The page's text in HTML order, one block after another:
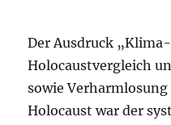
Der Ausdruck
Holocaustvergleich
sowie Verharmlosung
Holocaust war der